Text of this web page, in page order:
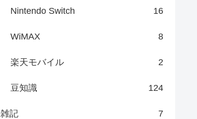
Nintendo Switch 16
WiMAX 8
楽天モバイル 2
豆知識 124
雑記 7